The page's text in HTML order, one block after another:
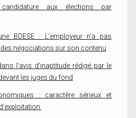
candidature aux élections par
BDESE : L’employeur n’a pas
des négociations sur son contenu
l’avis d’inaptitude rédigé par le
les juges du fond
: caractère sérieux et